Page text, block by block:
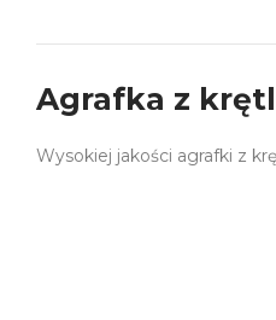
Agrafka z
Wysokiej jakości agrafki z